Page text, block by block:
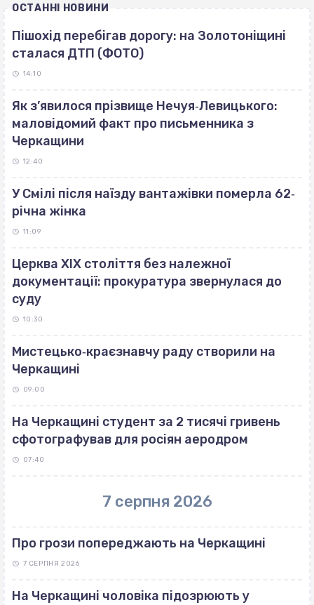
ОСТАННІ НОВИНИ
Пішохід перебігав дорогу: на Золотоніщині
сталася ДТП (ФОТО)
14:10
Як з’явилося прізвище Нечуя‐Левицького:
маловідомий факт про письменника з
Черкащини
12:40
У Смілі після наїзду вантажівки померла 62‐
річна жінка
11:09
Церква ХІХ століття без належної
документації: прокуратура звернулася до
суду
10:30
Мистецько‐краєзнавчу раду створили на
Черкащині
09:00
На Черкащині студент за 2 тисячі гривень
сфотографував для росіян аеродром
07:40
7 серпня 2026
Про грози попереджають на Черкащині
7 СЕРПНЯ 2026
На Черкащині чоловіка підозрюють у